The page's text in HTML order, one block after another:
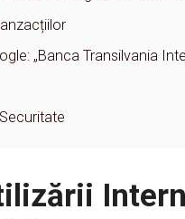
„Banca Transilvania